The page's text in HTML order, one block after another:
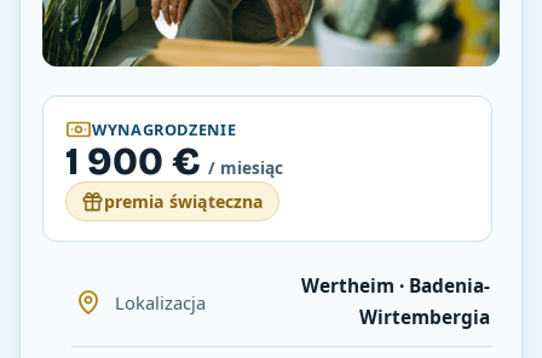
WYNAGRODZENIE
1 900 € / miesiąc
premia świąteczna
Lokalizacja
Wertheim · Badenia-
Wirtembergia